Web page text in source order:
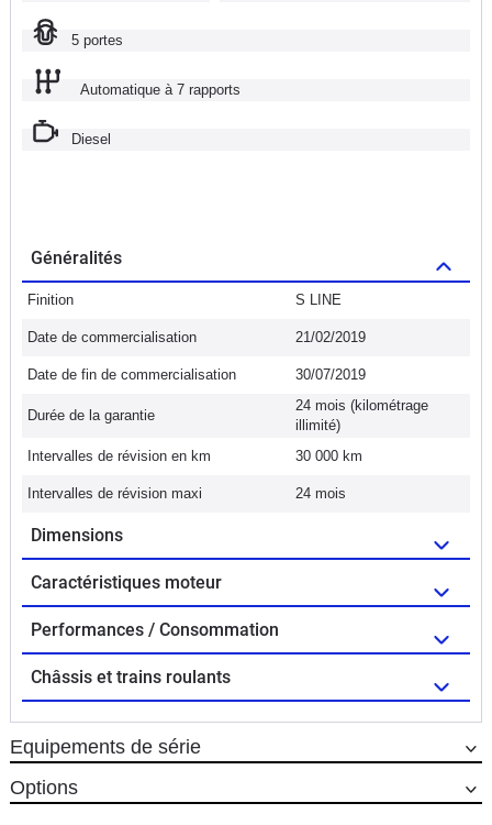
5 portes
Automatique à 7 rapports
Diesel
Généralités
Finition S LINE
Date de commercialisation 21/02/2019
Date de fin de commercialisation 30/07/2019
Durée de la garantie
24 mois (kilométrage
illimité)
Intervalles de révision en km
30 000 km
Intervalles de révision maxi 24 mois
Dimensions
Caractéristiques moteur
Performances / Consommation
Châssis et trains roulants
Equipements de série
Options